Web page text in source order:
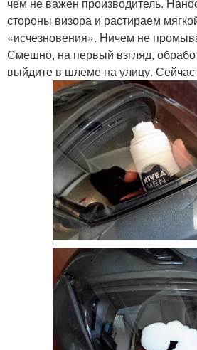
чем не важен производитель.
стороны визора и растираем
«исчезновения». Ничем не
Смешно, на первый взгляд,
выйдите в шлеме на улицу. Сейчас